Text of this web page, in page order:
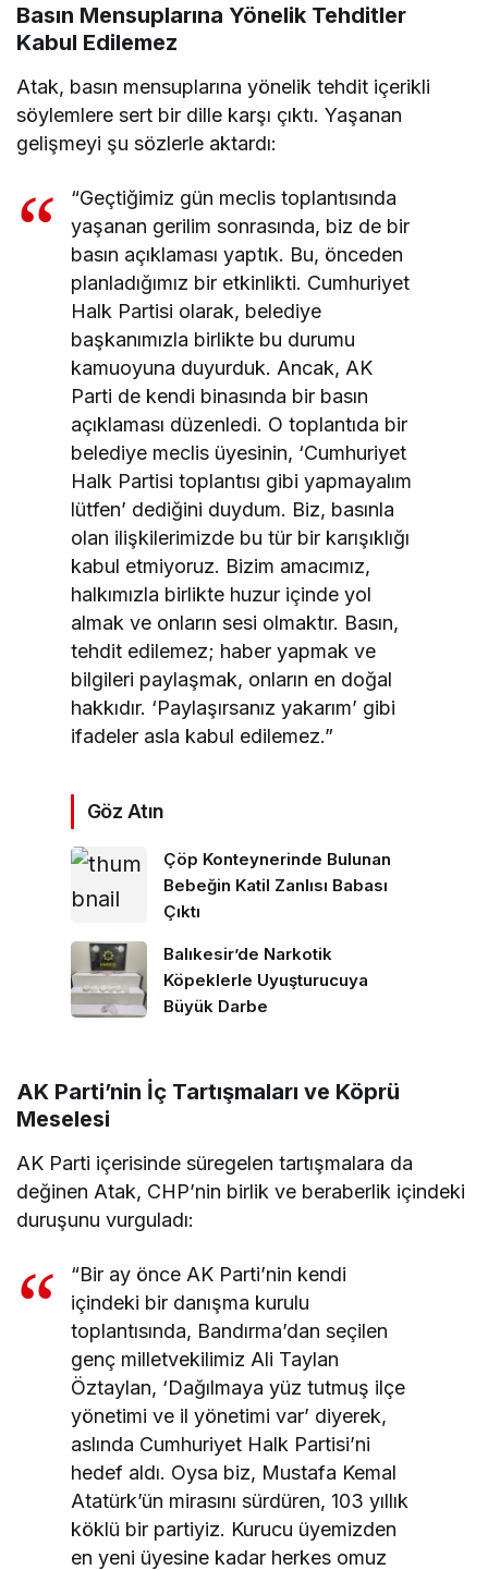
Basın Mensuplarına Yönelik Tehditler
Kabul Edilemez
Atak, basın mensuplarına yönelik tehdit içerikli
söylemlere sert bir dille karşı çıktı. Yaşanan
gelişmeyi şu sözlerle aktardı:
“Geçtiğimiz gün meclis toplantısında
yaşanan gerilim sonrasında, biz de bir
basın açıklaması yaptık. Bu, önceden
planladığımız bir etkinlikti. Cumhuriyet
Halk Partisi olarak, belediye
başkanımızla birlikte bu durumu
kamuoyuna duyurduk. Ancak, AK
Parti de kendi binasında bir basın
açıklaması düzenledi. O toplantıda bir
belediye meclis üyesinin, ‘Cumhuriyet
Halk Partisi toplantısı gibi yapmayalım
lütfen’ dediğini duydum. Biz, basınla
olan ilişkilerimizde bu tür bir karışıklığı
kabul etmiyoruz. Bizim amacımız,
halkımızla birlikte huzur içinde yol
almak ve onların sesi olmaktır. Basın,
tehdit edilemez; haber yapmak ve
bilgileri paylaşmak, onların en doğal
hakkıdır. ‘Paylaşırsanız yakarım’ gibi
ifadeler asla kabul edilemez.”
Göz Atın
Çöp Konteynerinde Bulunan
Bebeğin Katil Zanlısı Babası
Çıktı
Balıkesir’de Narkotik
Köpeklerle Uyuşturucuya
Büyük Darbe
AK Parti’nin İç Tartışmaları ve Köprü
Meselesi
AK Parti içerisinde süregelen tartışmalara da
değinen Atak, CHP’nin birlik ve beraberlik içindeki
duruşunu vurguladı:
“Bir ay önce AK Parti’nin kendi
içindeki bir danışma kurulu
toplantısında, Bandırma’dan seçilen
genç milletvekilimiz Ali Taylan
Öztaylan, ‘Dağılmaya yüz tutmuş ilçe
yönetimi ve il yönetimi var’ diyerek,
aslında Cumhuriyet Halk Partisi’ni
hedef aldı. Oysa biz, Mustafa Kemal
Atatürk’ün mirasını sürdüren, 103 yıllık
köklü bir partiyiz. Kurucu üyemizden
en yeni üyesine kadar herkes omuz